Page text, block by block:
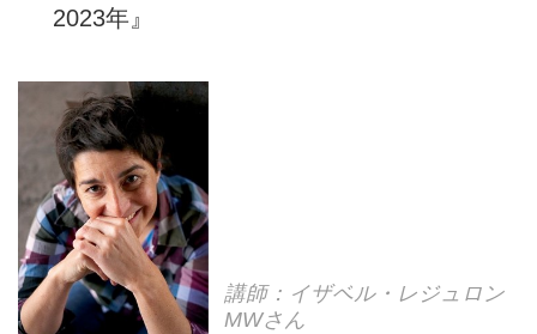
2023年』
講師：イザベル・レジュロン
MWさん